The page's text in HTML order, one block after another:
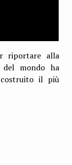
riportare alla
mondo ha
il più